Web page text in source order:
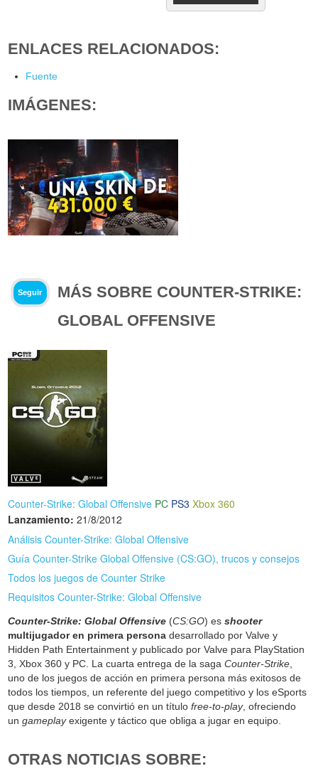
ENLACES RELACIONADOS:
Fuente
IMÁGENES:
Seguir
MÁS SOBRE COUNTER-STRIKE:
GLOBAL OFFENSIVE
Counter-Strike: Global Offensive PC PS3 Xbox 360
Lanzamiento: 21/8/2012
Análisis Counter-Strike: Global Offensive
Guía Counter-Strike Global Offensive (CS:GO), trucos y consejos
Todos los juegos de Counter Strike
Requisitos Counter-Strike: Global Offensive
Counter-Strike: Global Offensive (CS:GO) esshooter
multijugador en primera persona desarrollado por Valve y
Hidden Path Entertainment y publicado por Valve para PlayStation
3, Xbox 360 y PC. La cuarta entrega de la sagaCounter-Strike
uno de los juegos de acción en primera persona más exitosos de
todos los tiempos, un referente del juego competitivo y los eSports
que desde 2018 se convirtió en un títulofree-to-play, ofreciendo
ungameplayexigente y táctico que obliga a jugar en equipo.
OTRAS NOTICIAS SOBRE: